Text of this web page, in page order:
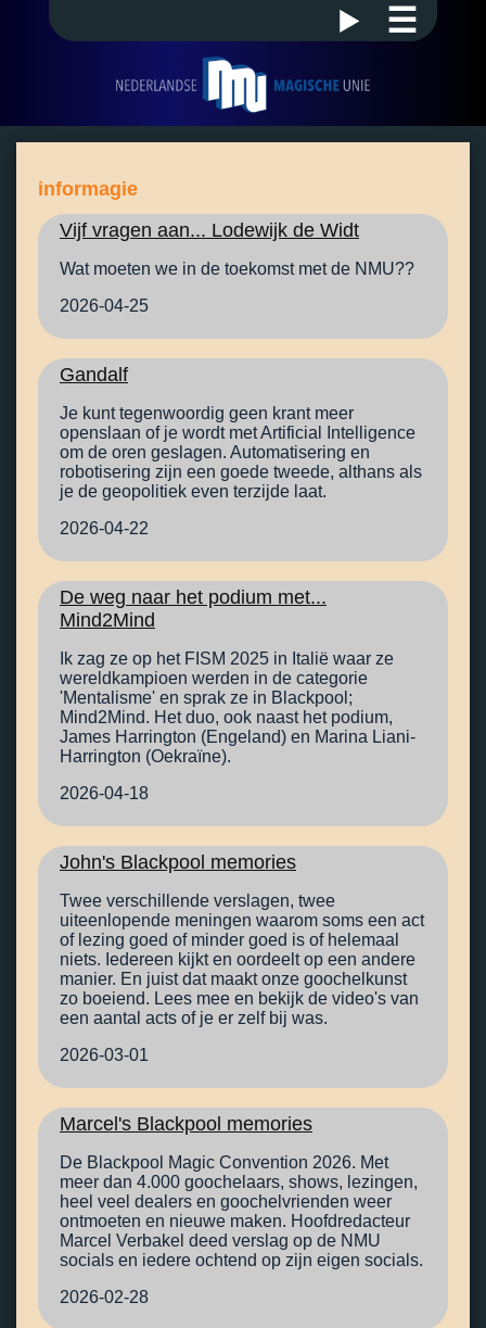
☰
informagie
Vijf vragen aan... Lodewijk de Widt
Wat moeten we in de toekomst met de NMU??
2026-04-25
Gandalf
Je kunt tegenwoordig geen krant meer
openslaan of je wordt met Artificial Intelligence
om de oren geslagen. Automatisering en
robotisering zijn een goede tweede, althans als
je de geopolitiek even terzijde laat.
2026-04-22
De weg naar het podium met...
Mind2Mind
Ik zag ze op het FISM 2025 in Italië waar ze
wereldkampioen werden in de categorie
'Mentalisme' en sprak ze in Blackpool;
Mind2Mind. Het duo, ook naast het podium,
James Harrington (Engeland) en Marina Liani-
Harrington (Oekraïne).
2026-04-18
John's Blackpool memories
Twee verschillende verslagen, twee
uiteenlopende meningen waarom soms een act
of lezing goed of minder goed is of helemaal
niets. Iedereen kijkt en oordeelt op een andere
manier. En juist dat maakt onze goochelkunst
zo boeiend. Lees mee en bekijk de video's van
een aantal acts of je er zelf bij was.
2026-03-01
Marcel's Blackpool memories
De Blackpool Magic Convention 2026. Met
meer dan 4.000 goochelaars, shows, lezingen,
heel veel dealers en goochelvrienden weer
ontmoeten en nieuwe maken. Hoofdredacteur
Marcel Verbakel deed verslag op de NMU
socials en iedere ochtend op zijn eigen socials.
2026-02-28